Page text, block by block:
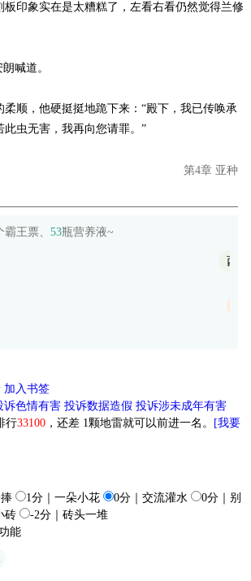
印象实在是太糟糕了，左看右看仍然觉得兰修
喊道。
顺，他硬挺挺地跪下来：“殿下，我已传唤承
虫无害，我再向您请罪。”
第4章 亚种
霸王票、 53瓶营养液~
西陵
加入书签
诉色情有害 投诉数据造假 投诉涉未成年有害
行33100 ，还差 1颗地雷就可以前进一名。 [我要
1分｜一朵小花 0分｜交流灌水
0分｜别
砖
-2分｜砖头一堆
能